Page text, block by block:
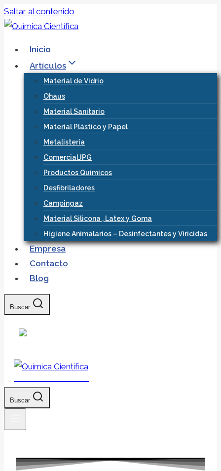
Saltar al contenido
Inicio
Artículos
Material de Vidrio
Ohaus
Material Sanitario
Material Plástico y Papel
Metalistería
ComercialJPG
Productos Químicos
Desfibriladores
Campingaz
Material Silicona , Latex y Goma
Higiene Animalarios – Desinfectantes y Viricidas
Empresa
Contacto
Blog
Buscar
Buscar